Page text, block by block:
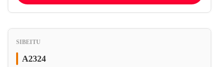
SIBEITU
A2324